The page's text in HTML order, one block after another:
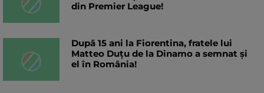
din Premier League!
După 15 ani la Fiorentina, fratele lui
Matteo Duțu de la Dinamo a semnat și
el în România!